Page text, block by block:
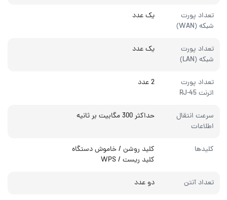
تعداد پورت
شبکه (WAN)
یک عدد
تعداد پورت
شبکه (LAN)
یک عدد
تعداد پورت
اترنت RJ-45
2 عدد
سرعت انتقال
اطلاعات
حداکثر 300 مگابیت بر ثانیه
کلیدها
کلید روشن / خاموش دستگاه
کلید ریست / WPS
تعداد آنتن دو عدد